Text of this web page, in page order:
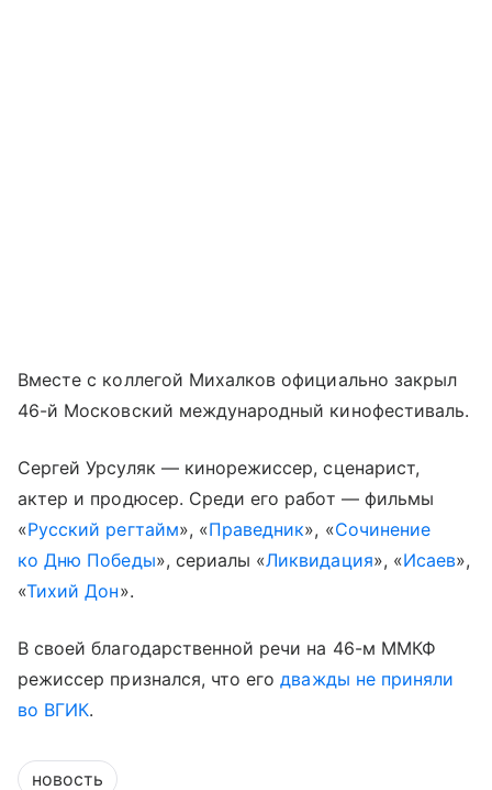
Вместе с коллегой Михалков официально закрыл
46-й Московский международный кинофестиваль.
Сергей Урсуляк — кинорежиссер, сценарист,
актер и продюсер. Среди его работ — фильмы
«Русский регтайм», «Праведник», «Сочинение
ко Дню Победы», сериалы «Ликвидация», «Исаев»,
«Тихий Дон».
В своей благодарственной речи на 46-м ММКФ
режиссер признался, что егодважды не приняли
во ВГИК.
новость